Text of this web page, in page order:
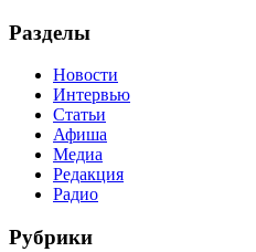
Разделы
Новости
Интервью
Статьи
Афиша
Медиа
Редакция
Радио
Рубрики